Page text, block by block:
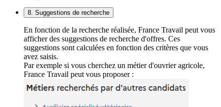
8. Suggestions de recherche
En fonction de la recherche réalisée, France Travail peut vous
afficher des suggestions de recherche d'offres. Ces
suggestions sont calculées en fonction des critères que vous
avez saisis.
Par exemple si vous cherchez un métier d'ouvrier agricole,
France Travail peut vous proposer :